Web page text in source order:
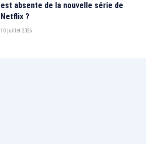
est absente de la nouvelle série de
Netflix ?
10 juillet 2026